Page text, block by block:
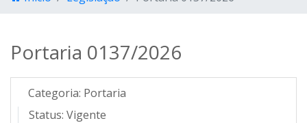
Portaria 0137/2026
Categoria: Portaria
Status: Vigente